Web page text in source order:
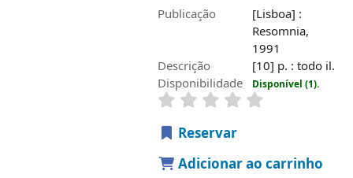
Publicação
[Lisboa] :
Resomnia,
1991
Descrição
[10] p. : todo il.
Disponibilidade
Disponível (1).
Reservar
Adicionar ao carrinho